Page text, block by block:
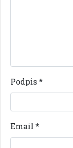
Podpis*
Email *